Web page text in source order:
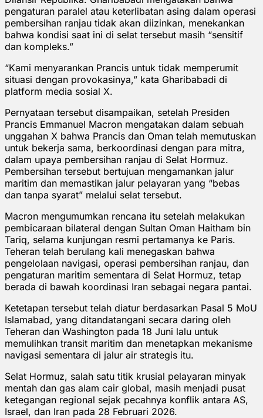
pengaturan paralel atau keterlibatan asing dalam operasi
pembersihan ranjau tidak akan diizinkan, menekankan
bahwa kondisi saat ini di selat tersebut masih “sensitif
dan kompleks.”
“Kami menyarankan Prancis untuk tidak memperumit
situasi dengan provokasinya,” kata Gharibabadi di
platform media sosial X.
Pernyataan tersebut disampaikan, setelah Presiden
Prancis Emmanuel Macron mengatakan dalam sebuah
unggahan X bahwa Prancis dan Oman telah memutuskan
untuk bekerja sama, berkoordinasi dengan para mitra,
dalam upaya pembersihan ranjau di Selat Hormuz.
Pembersihan tersebut bertujuan mengamankan jalur
maritim dan memastikan jalur pelayaran yang “bebas
dan tanpa syarat” melalui selat tersebut.
Macron mengumumkan rencana itu setelah melakukan
pembicaraan bilateral dengan Sultan Oman Haitham bin
Tariq, selama kunjungan resmi pertamanya ke Paris.
Teheran telah berulang kali menegaskan bahwa
pengelolaan navigasi, operasi pembersihan ranjau, dan
pengaturan maritim sementara di Selat Hormuz, tetap
berada di bawah koordinasi Iran sebagai negara pantai.
Ketetapan tersebut telah diatur berdasarkan Pasal 5 MoU
Islamabad, yang ditandatangani secara daring oleh
Teheran dan Washington pada 18 Juni lalu untuk
memulihkan transit maritim dan menetapkan mekanisme
navigasi sementara di jalur air strategis itu.
Selat Hormuz, salah satu titik krusial pelayaran minyak
mentah dan gas alam cair global, masih menjadi pusat
ketegangan regional sejak pecahnya konflik antara AS,
Israel, dan Iran pada 28 Februari 2026.